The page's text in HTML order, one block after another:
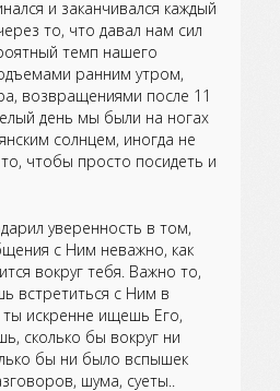
и заканчивался каждый
то, что давал нам сил
темп нашего
ранним утром,
возвращениями после 11
день мы были на ногах
солнцем, иногда не
чтобы просто посидеть и
уверенность в том,
с Ним неважно, как
вокруг тебя. Важно то,
встретиться с Ним в
искренне ищешь Его,
сколько бы вокруг ни
бы ни было вспышек
шума, суеты..